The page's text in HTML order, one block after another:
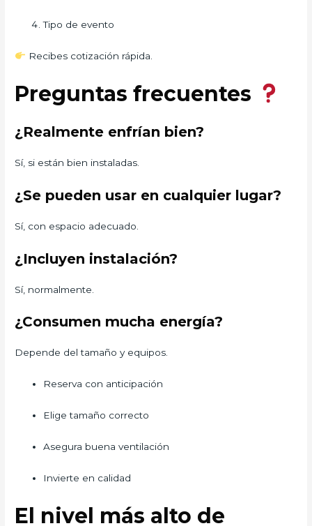
Tipo de evento
Recibes cotización rápida.
Preguntas frecuentes
¿Realmente enfrían bien?
Sí, si están bien instaladas.
¿Se pueden usar en cualquier lugar?
Sí, con espacio adecuado.
¿Incluyen instalación?
Sí, normalmente.
¿Consumen mucha energía?
Depende del tamaño y equipos.
Reserva con anticipación
Elige tamaño correcto
Asegura buena ventilación
Invierte en calidad
El nivel más alto de